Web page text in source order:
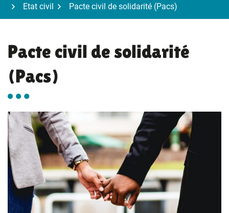
Etat civil
Pacte civil de solidarité (Pacs)
Pacte civil de solidarité
(Pacs)